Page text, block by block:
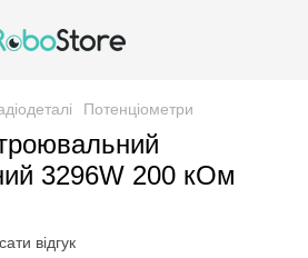
Потенціометри
3296W 200 кОм
відгук